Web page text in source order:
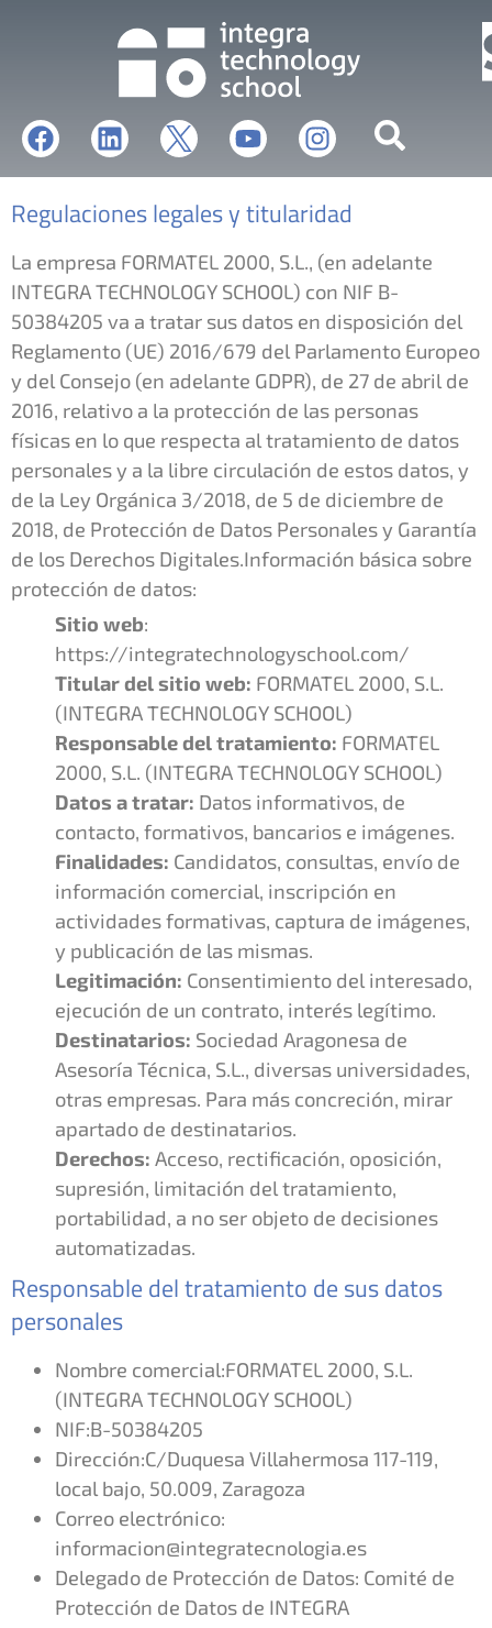
Regulaciones legales y titularidad
La empresa FORMATEL 2000, S.L., (en adelante
INTEGRA TECHNOLOGY SCHOOL) con NIF B-
50384205 va a tratar sus datos en disposición del
Reglamento (UE) 2016/679 del Parlamento Europeo
y del Consejo (en adelante GDPR), de 27 de abril de
2016, relativo a la protección de las personas
físicas en lo que respecta al tratamiento de datos
personales y a la libre circulación de estos datos, y
de la Ley Orgánica 3/2018, de 5 de diciembre de
2018, de Protección de Datos Personales y Garantía
de los Derechos Digitales.Información básica sobre
protección de datos:
Sitio web:
https://integratechnologyschool.com/
Titular del sitio web: FORMATEL 2000, S.L.
(INTEGRA TECHNOLOGY SCHOOL)
Responsable del tratamiento: FORMATEL
2000, S.L. (INTEGRA TECHNOLOGY SCHOOL)
Datos a tratar: Datos informativos, de
contacto, formativos, bancarios e imágenes.
Finalidades: Candidatos, consultas, envío de
información comercial, inscripción en
actividades formativas, captura de imágenes,
y publicación de las mismas.
Legitimación: Consentimiento del interesado,
ejecución de un contrato, interés legítimo.
Destinatarios: Sociedad Aragonesa de
Asesoría Técnica, S.L., diversas universidades,
otras empresas. Para más concreción, mirar
apartado de destinatarios.
Derechos: Acceso, rectificación, oposición,
supresión, limitación del tratamiento,
portabilidad, a no ser objeto de decisiones
automatizadas.
Responsable del tratamiento de sus datos
personales
Nombre comercial:FORMATEL 2000, S.L.
(INTEGRA TECHNOLOGY SCHOOL)
NIF:B-50384205
Dirección:C/Duquesa Villahermosa 117-119,
local bajo, 50.009, Zaragoza
Correo electrónico:
informacion@integratecnologia.es
Delegado de Protección de Datos: Comité de
Protección de Datos de INTEGRA